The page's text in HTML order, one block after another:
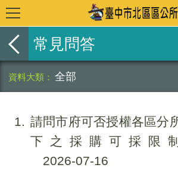
常見問答
全部
1
請問市府可否授權各區分
下之採購可採限
2026-07-16